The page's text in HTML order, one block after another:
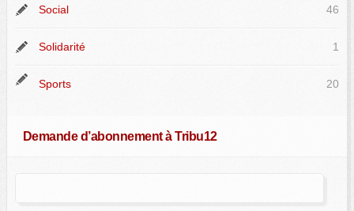
Social 46
Solidarité 1
Sports 20
Demande d’abonnement à Tribu12